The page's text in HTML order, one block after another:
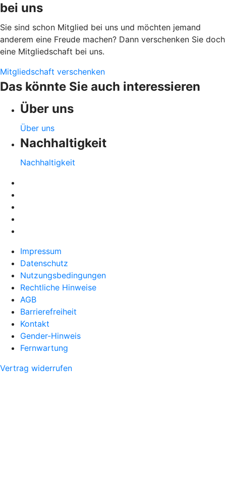
bei uns
Sie sind schon Mitglied bei uns und möchten jemand
anderem eine Freude machen? Dann verschenken Sie doch
eine Mitgliedschaft bei uns.
Mitgliedschaft verschenken
Das könnte Sie auch interessieren
Über uns
Über uns
Nachhaltigkeit
Nachhaltigkeit
Impressum
Datenschutz
Nutzungsbedingungen
Rechtliche Hinweise
AGB
Barrierefreiheit
Kontakt
Gender-Hinweis
Fernwartung
Vertrag widerrufen